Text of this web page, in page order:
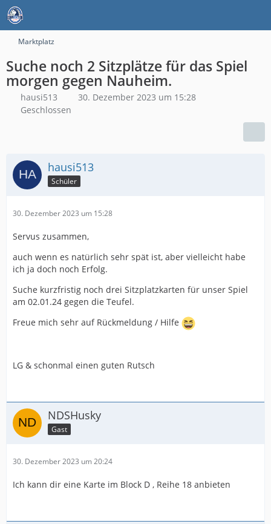
Marktplatz
Suche noch 2 Sitzplätze für das Spiel
morgen gegen Nauheim.
hausi513
30. Dezember 2023 um 15:28
Geschlossen
hausi513
Schüler
30. Dezember 2023 um 15:28
Servus zusammen,
auch wenn es natürlich sehr spät ist, aber vielleicht habe
ich ja doch noch Erfolg.
Suche kurzfristig noch drei Sitzplatzkarten für unser Spiel
am 02.01.24 gegen die Teufel.
Freue mich sehr auf Rückmeldung / Hilfe
LG & schonmal einen guten Rutsch
NDSHusky
Gast
30. Dezember 2023 um 20:24
Ich kann dir eine Karte im Block D , Reihe 18 anbieten